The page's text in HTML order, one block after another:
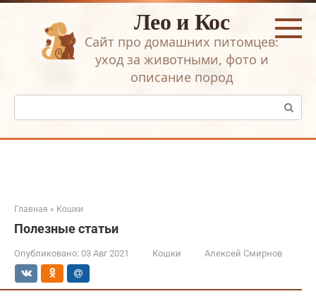
Перейти
Лео и Кос
Сайт про домашних питомцев:
уход за животными, фото и
описание пород
Поиск:
Главная » Кошки
Полезные статьи
Опубликовано: 03 Авг 2021 Кошки Алексей Смирнов